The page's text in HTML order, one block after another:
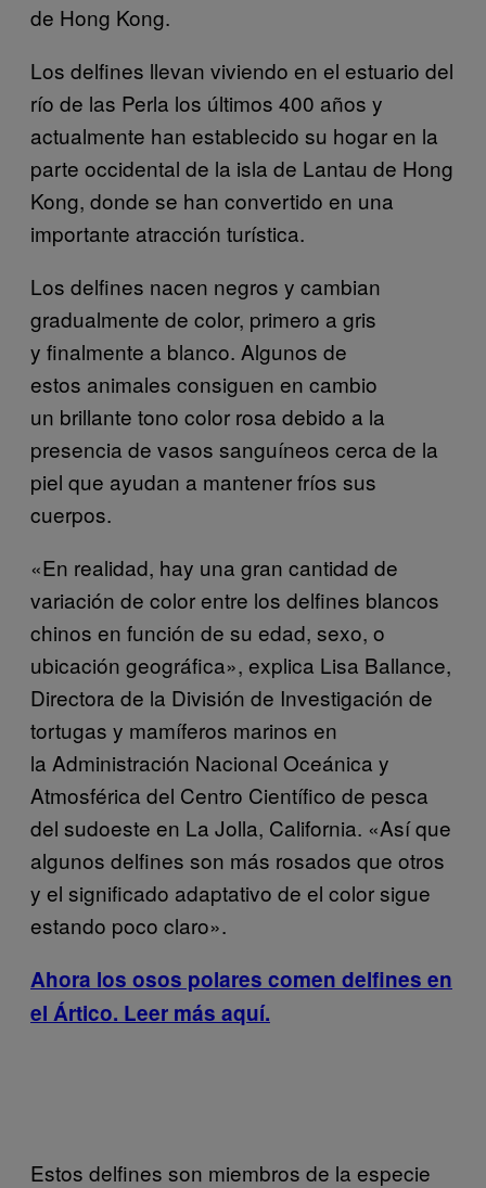
de Hong Kong.
Los delfines llevan viviendo en el estuario del
río de las Perla los últimos 400 años y
actualmente han establecido su hogar en la
parte occidental de la isla de Lantau de Hong
Kong, donde se han convertido en una
importante atracción turística.
Los delfines nacen negros y cambian
gradualmente de color, primero a gris
y finalmente a blanco. Algunos de
estos animales consiguen en cambio
un brillante tono color rosa debido a la
presencia de vasos sanguíneos cerca de la
piel que ayudan a mantener fríos sus
cuerpos.
«En realidad, hay una gran cantidad de
variación de color entre los delfines blancos
chinos en función de su edad, sexo, o
ubicación geográfica», explica Lisa Ballance,
Directora de la División de Investigación de
tortugas y mamíferos marinos en
la Administración Nacional Oceánica y
Atmosférica del Centro Científico de pesca
del sudoeste en La Jolla, California. «Así que
algunos delfines son más rosados que otros
y el significado adaptativo de el color sigue
estando poco claro».
Ahora los osos polares comen delfines en
el Ártico. Leer más aquí.
Estos delfines son miembros de la especie